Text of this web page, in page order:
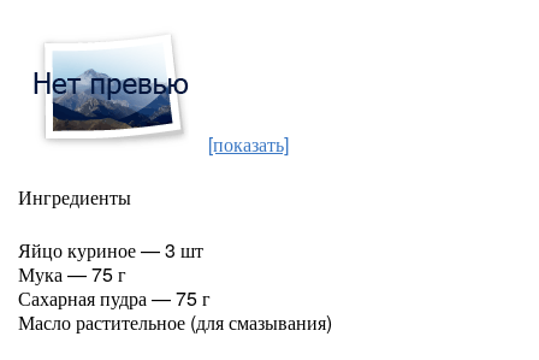
[показать]
Ингредиенты
Яйцо куриное — 3 шт
Мука — 75 г
Сахарная пудра — 75 г
Масло растительное (для смазывания)